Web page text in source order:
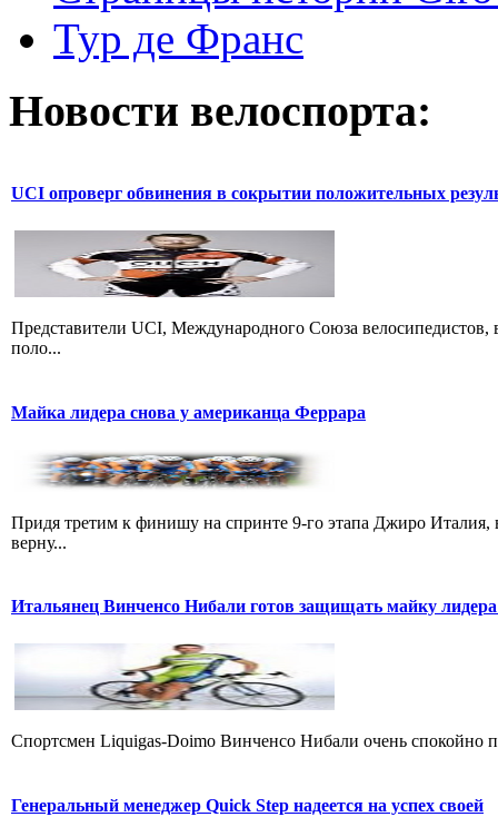
Тур де Франс
Новости велоспорта:
UCI опроверг обвинения в сокрытии положительных
Представители UCI, Международного Союза
поло...
Майка лидера снова у американца Феррара
Придя третим к финишу на спринте 9-го этапа Джиро
верну...
Итальянец Винченсо Нибали готов защищать майку
Cпортсмен Liquigas-Doimo Винченсо Нибали очень спокойно
Генеральный менеджер Quick Step надеется на успех своей